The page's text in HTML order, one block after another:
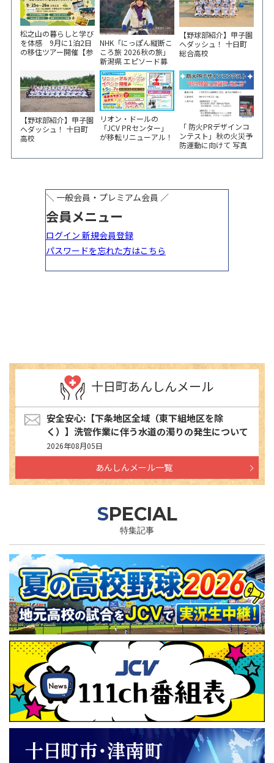
松之山の暮らしと学び
を体感 9月に1泊2日
の移住ツアー開催【参
NHK「にっぽん縦断こ
ころ旅 2026秋の旅」
新潟県 エピソード募
集中！
【野球部紹介】甲子園
へダッシュ！ 十日町
総合高校
【野球部紹介】甲子園
へダッシュ！ 十日町
高校
リオン・ドールの
「JCV PRセンター」
が移転リニューアル！
「 防火PRデザインコ
ンテスト」秋の火災予
防運動に向けて 写真
十日町あんしんメール
安全安心:【下条地区全域（東下組地区を除
く）】洗管作業に伴う水道の濁りの発生について
2026年08月05日
あんしんメール一覧
SPECIAL
特集記事